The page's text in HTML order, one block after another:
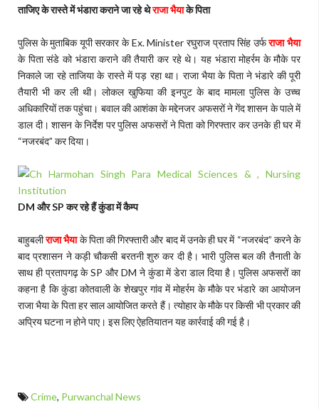
ताजिए के रास्ते में भंडारा कराने जा रहे थेराजा भैयाके पिता
पुलिस के मुताबिक यूपी सरकार के Ex. Minister रघुराज प्रताप सिंह उर्फराजा भैया
के पिता संडे को भंडारा कराने की तैयारी कर रहे थे। यह भंडारा मोहर्रम के मौके पर
निकाले जा रहे ताजिया के रास्ते में पड़ रहा था। राजा भैया के पिता ने भंडारे की पूरी
तैयारी भी कर ली थी। लोकल खुफिया की इनपुट के बाद मामला पुलिस के उच्च
अधिकारियों तक पहुंचा। बवाल की आशंका के मद्देनजर अफसरों ने गेंद शासन के पाले में
डाल दी। शासन के निर्देश पर पुलिस अफसरों ने पिता को गिरफ्तार कर उनके ही घर में
“नजरबंद” कर दिया।
DM औरSPकर रहे हैं कुंडा में कैम्प
बाहुबलीराजा भैयाके पिता की गिरफ्तारी और बाद में उनके ही घर में “नजरबंद” करने के
बाद प्रशासन ने कड़ी चौकसी बरतनी शुरु कर दी है। भारी पुलिस बल की तैनाती के
साथ ही प्रतापगढ़ के SP और DM ने कुंडा में डेरा डाल दिया है। पुलिस अफसरों का
कहना है कि कुंडा कोतवाली के शेखपुर गांव में मोहर्रम के मौके पर भंडारे का आयोजन
राजा भैया के पिता हर साल आयोजित करते हैं। त्योहार के मौके पर किसी भी प्रकार की
अप्रिय घटना न होने पाए। इस लिए ऐहतियातन यह कार्रवाई की गई है।
Crime, Purwanchal News